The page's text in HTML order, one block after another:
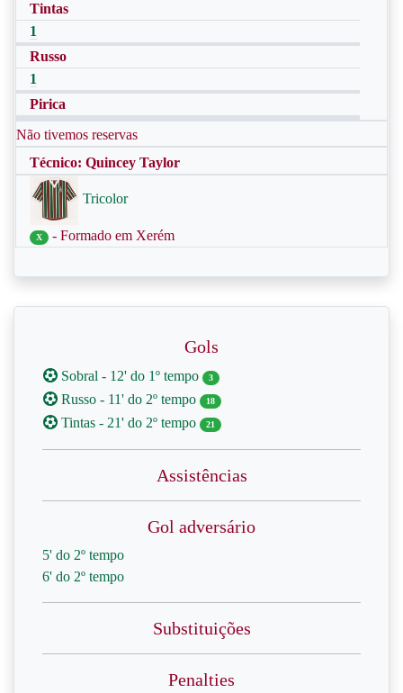
Tintas
1
Russo
1
Pirica
Não tivemos reservas
Técnico: Quincey Taylor
Tricolor
X - Formado em Xerém
Gols
Sobral - 12' do 1º tempo 3
Russo - 11' do 2º tempo 18
Tintas - 21' do 2º tempo 21
Assistências
Gol adversário
5' do 2º tempo
6' do 2º tempo
Substituições
Penalties